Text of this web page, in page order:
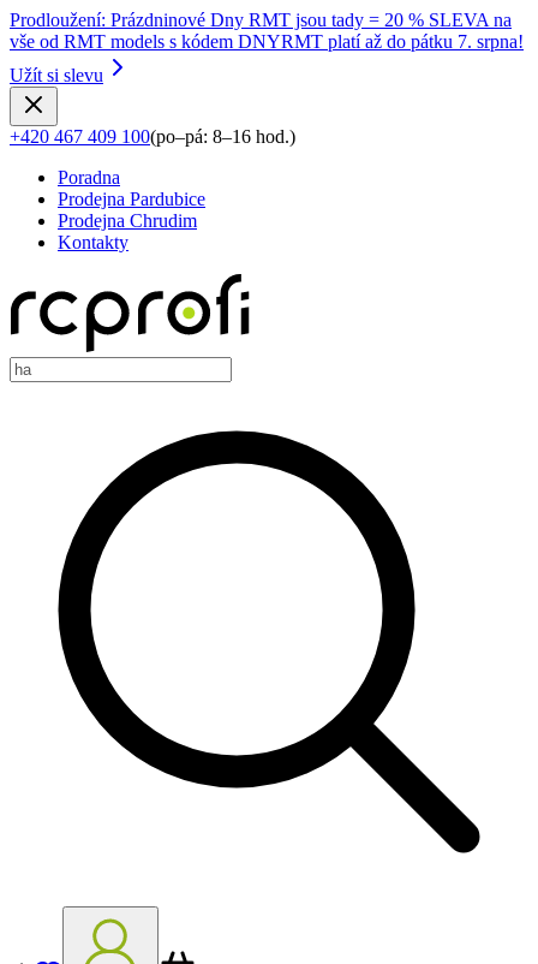
Prodloužení: Prázdninové Dny RMT jsou tady = 20 % SLEVA na
vše od RMT models s kódem DNYRMT platí až do pátku 7. srpna!
Užít si slevu
+420 467 409 100(po–pá: 8–16 hod.)
Poradna
Prodejna Pardubice
Prodejna Chrudim
Kontakty